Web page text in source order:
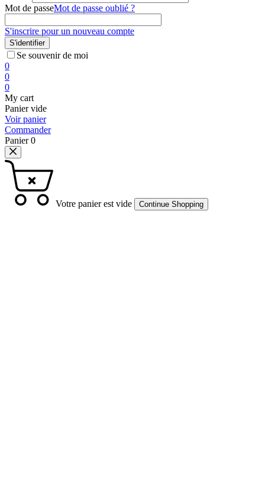
Mot de passeMot de passe oublié ?
S'inscrire pour un nouveau compte
S'identifier
Se souvenir de moi
0
0
0
My cart
Panier vide
Voir panier
Commander
Panier0
Votre panier est vide Continue Shopping